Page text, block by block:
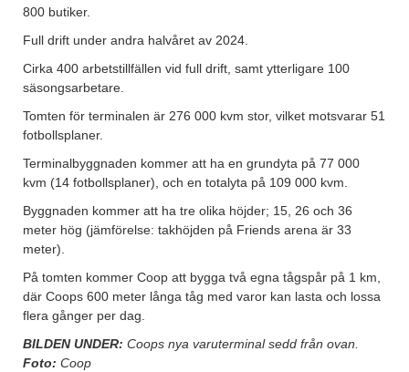
800 butiker.
Full drift under andra halvåret av 2024.
Cirka 400 arbetstillfällen vid full drift, samt ytterligare 100
säsongsarbetare.
Tomten för terminalen är 276 000 kvm stor, vilket motsvarar 51
fotbollsplaner.
Terminalbyggnaden kommer att ha en grundyta på 77 000
kvm (14 fotbollsplaner), och en totalyta på 109 000 kvm.
Byggnaden kommer att ha tre olika höjder; 15, 26 och 36
meter hög (jämförelse: takhöjden på Friends arena är 33
meter).
På tomten kommer Coop att bygga två egna tågspår på 1 km,
där Coops 600 meter långa tåg med varor kan lasta och lossa
flera gånger per dag.
BILDEN UNDER: Coops nya varuterminal sedd från ovan.
Foto: Coop